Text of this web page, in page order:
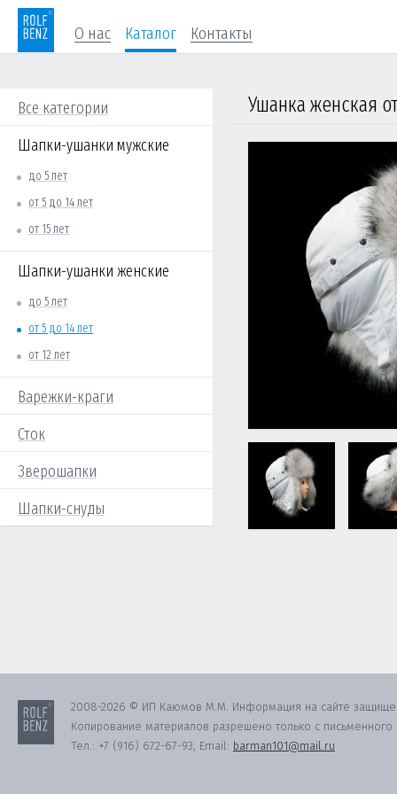
О нас Каталог Контакты
Все категории
Шапки-ушанки мужские
до 5 лет
от 5 до 14 лет
от 15 лет
Шапки-ушанки женские
до 5 лет
от 5 до 14 лет
от 12 лет
Варежки-краги
Сток
Зверошапки
Шапки-снуды
Ушанка женская
2008-2026 © ИП Каюмов М.М. Информация на сайте
Копирование материалов разрешено только с письменного
Тел.: +7 (916) 672-67-93, Email: barman101@mail.ru